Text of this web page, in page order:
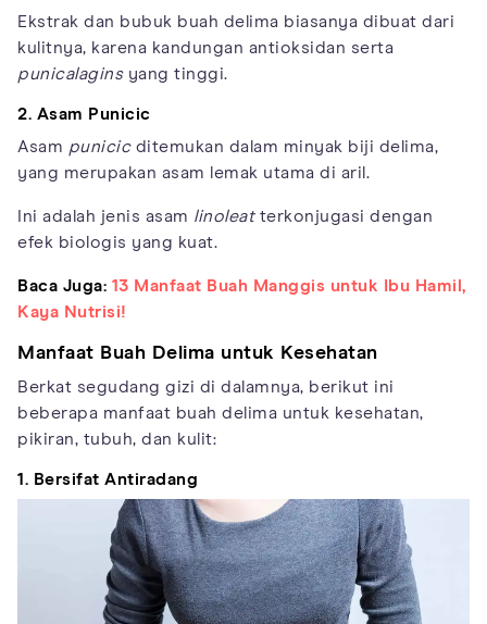
Ekstrak dan bubuk buah delima biasanya dibuat dari
kulitnya, karena kandungan antioksidan serta
punicalaginsyang tinggi.
2. Asam Punicic
Asam punicicditemukan dalam minyak biji delima,
yang merupakan asam lemak utama di aril.
Ini adalah jenis asam linoleatterkonjugasi dengan
efek biologis yang kuat.
Baca Juga: 13 Manfaat Buah Manggis untuk Ibu Hamil,
Kaya Nutrisi!
Manfaat Buah Delima untuk Kesehatan
Berkat segudang gizi di dalamnya, berikut ini
beberapa manfaat buah delima untuk kesehatan,
pikiran, tubuh, dan kulit:
1. Bersifat Antiradang